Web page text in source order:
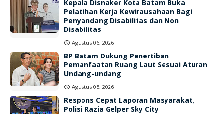
Kepala Disnaker Kota Batam Buka
Pelatihan Kerja Kewirausahaan Bagi
Penyandang Disabilitas dan Non
Disabilitas
Agustus 06, 2026
BP Batam Dukung Penertiban
Pemanfaatan Ruang Laut Sesuai Aturan
Undang-undang
Agustus 05, 2026
Respons Cepat Laporan Masyarakat,
Polisi Razia Gelper Sky City